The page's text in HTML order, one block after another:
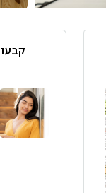
קבעו